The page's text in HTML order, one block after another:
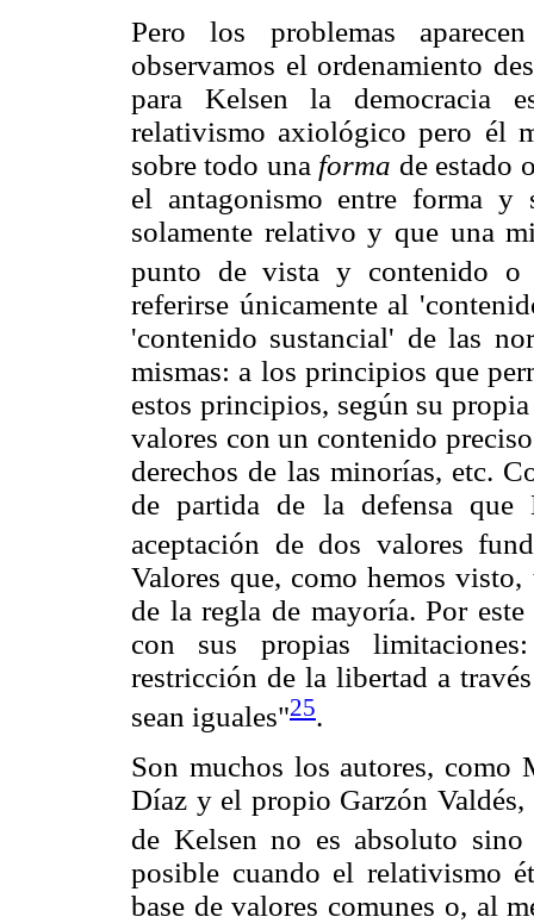
Pero los problemas
observamos el ordenamiento
para Kelsen la democracia
relativismo axiológico pero él
sobre todo una forma de estado
el antagonismo entre forma y
solamente relativo y que una
punto de vista y contenido o
referirse únicamente al
'contenido sustancial' de las
mismas: a los principios que
estos principios, según su
valores con un contenido
derechos de las minorías, etc.
de partida de la defensa que
aceptación de dos valores
Valores que, como hemos
de la regla de mayoría. Por
con sus propias
restricción de la libertad a
sean iguales"25.
Son muchos los autores, como
Díaz y el propio Garzón
de Kelsen no es absoluto sino
posible cuando el relativismo
base de valores comunes o, al